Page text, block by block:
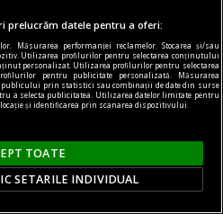
interpersonale, distincția
contează.
prelucrăm datele pentru a oferi:
Măsurarea performanței reclamelor. Stocarea și/sau
Utilizarea profilurilor pentru selectarea conținutului
personalizat. Utilizarea profilurilor pentru selectarea
pentru publicitate personalizată. Măsurarea
prin statistici sau combinații de date din surse
a selecta publicitatea. Utilizarea datelor limitate pentru
și identificarea prin scanarea dispozitivului.
TOATE
SETARILE INDIVIDUAL